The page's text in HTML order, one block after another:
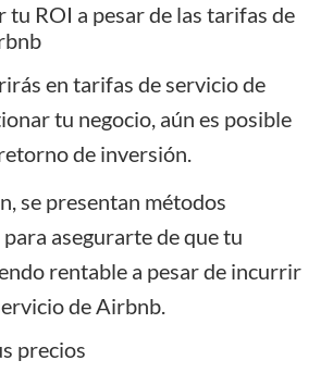
tu ROI a pesar de las tarifas de
en tarifas de servicio de
tu negocio, aún es posible
de inversión.
se presentan métodos
asegurarte de que tu
rentable a pesar de incurrir
de Airbnb.
precios